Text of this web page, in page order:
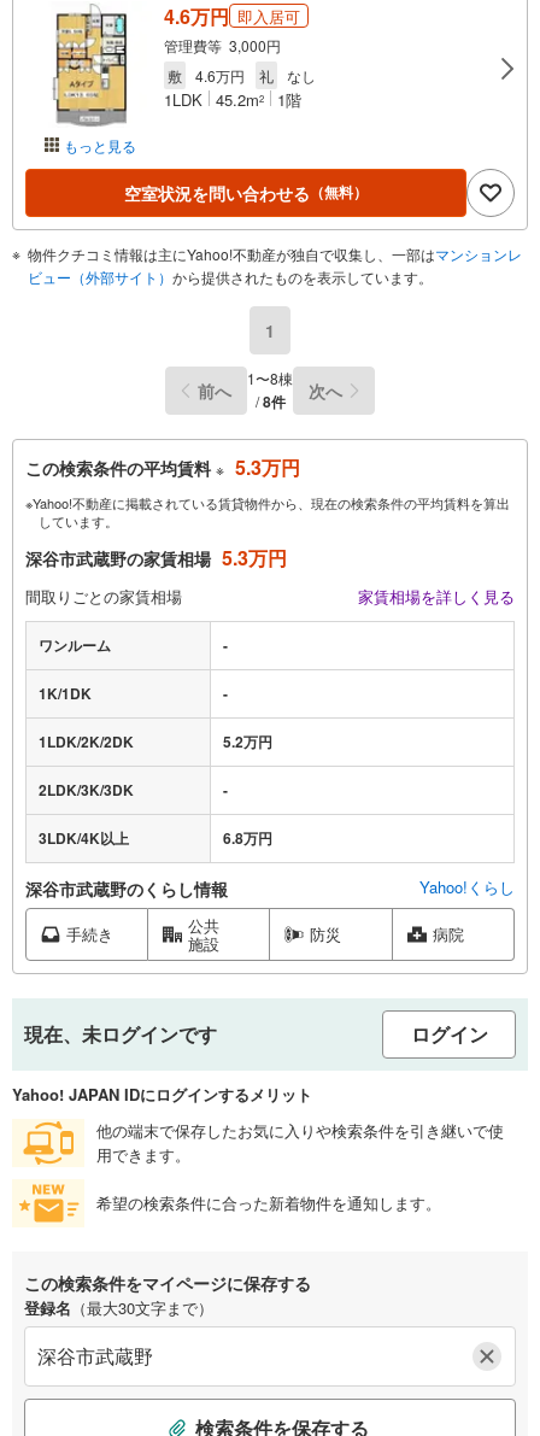
もっと見る
4.6万円 即入居可
管理費等 3,000円
敷
4.6万円 礼 なし
1LDK 45.2m2 1階
空室状況を問い合わせる （無料）
物件クチコミ情報は主にYahoo!不動産が独自で収集し、一部はマンションレ
ビュー（外部サイト） から提供されたものを表示しています。
1
前へ
1〜8棟
/8件 次へ
この検索条件の平均賃料 ※ 5.3万円
※Yahoo!不動産に掲載されている賃貸物件から、現在の検索条件の平均賃料を算出
しています。
深谷市武蔵野の家賃相場 5.3万円
間取りごとの家賃相場 家賃相場を詳しく見る
ワンルーム -
1K/1DK -
1LDK/2K/2DK 5.2万円
2LDK/3K/3DK -
3LDK/4K以上 6.8万円
深谷市武蔵野のくらし情報 Yahoo!くらし
手続き 公共
施設 防災 病院
現在、未ログインです ログイン
Yahoo! JAPAN IDにログインするメリット
他の端末で保存したお気に入りや検索条件を引き継いで使
用できます。
希望の検索条件に合った新着物件を通知します。
この検索条件をマイページに保存する
登録名 （最大30文字まで）
検索条件を保存する